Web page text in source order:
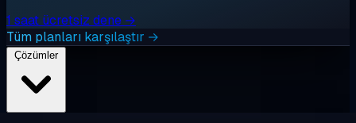
1 saat ücretsiz dene →
Tüm planları karşılaştır →
Çözümler